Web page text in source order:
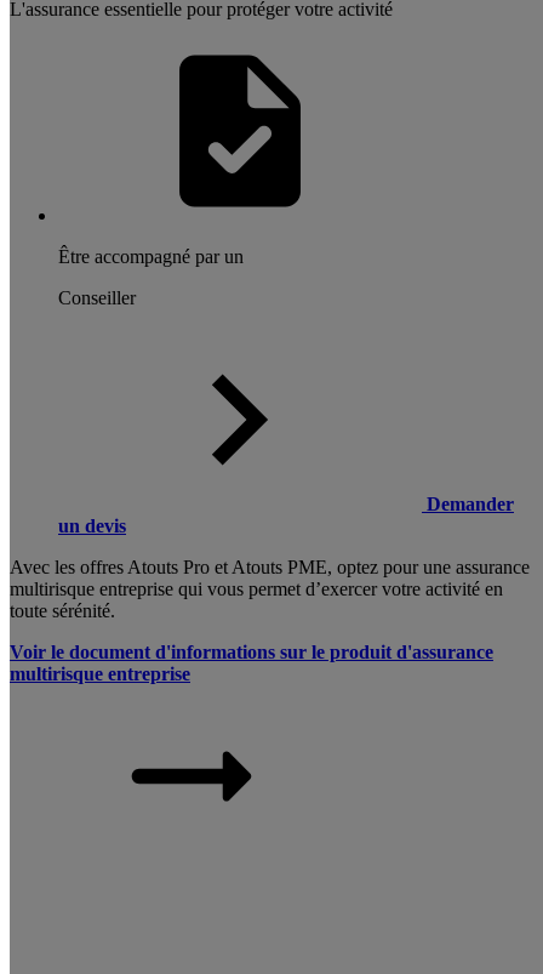
L'assurance essentielle pour protéger votre activité
Être accompagné par un
Conseiller
Demander
un devis
Avec les offres Atouts Pro et Atouts PME, optez pour une assurance
multirisque entreprise qui vous permet d’exercer votre activité en
toute sérénité.
Voir le document d'informations sur le produit d'assurance
multirisque entreprise